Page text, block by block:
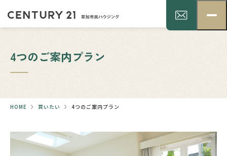
4つのご案内プラン
HOME 買いたい 4つのご案内プラン